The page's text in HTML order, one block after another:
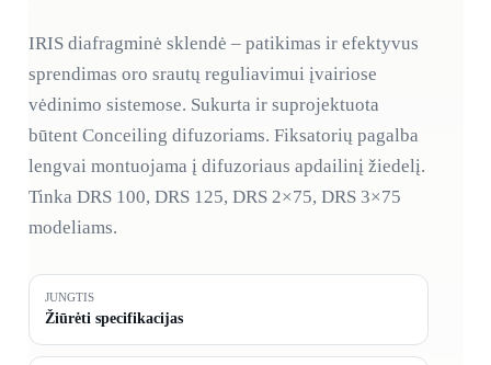
IRIS diafragminė sklendė – patikimas ir efektyvus
sprendimas oro srautų reguliavimui įvairiose
vėdinimo sistemose. Sukurta ir suprojektuota
būtent Conceiling difuzoriams. Fiksatorių pagalba
lengvai montuojama į difuzoriaus apdailinį žiedelį.
Tinka DRS 100, DRS 125, DRS 2×75, DRS 3×75
modeliams.
JUNGTIS
Žiūrėti specifikacijas